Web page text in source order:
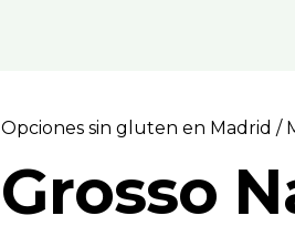
Opciones sin gluten en Madrid/
Grosso